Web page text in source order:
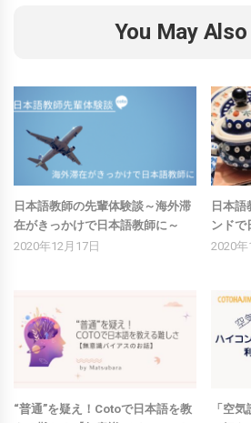
You May
日本語教師の先輩体験談～海外滞
在がきっかけで日本語教師に～
2020年12月17日
日本語
ンドで
2020年
“普通”を疑え！Cotoで日本語を教
「空